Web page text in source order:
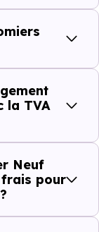
grâce à la
la TVA
Neuf
frais pour